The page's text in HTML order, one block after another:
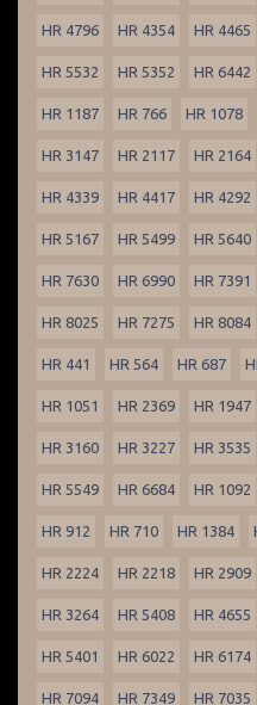
HR 4796 HR 4354 HR 4465
HR 5532 HR 5352 HR 6442
HR 1187 HR 766 HR 1078
HR 3147 HR 2117 HR 2164
HR 4339 HR 4417 HR 4292
HR 5167 HR 5499 HR 5640
HR 7630 HR 6990 HR 7391
HR 8025 HR 7275 HR 8084
HR 441 HR 564 HR 687
HR 1051 HR 2369 HR 1947
HR 3160 HR 3227 HR 3535
HR 5549 HR 6684 HR 1092
HR 912 HR 710 HR 1384
HR 2224 HR 2218 HR 2909
HR 3264 HR 5408 HR 4655
HR 5401 HR 6022 HR 6174
HR 7094 HR 7349 HR 7035